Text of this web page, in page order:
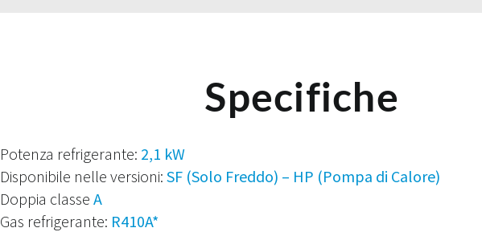
Specifiche
Potenza refrigerante: 2,1 kW
Disponibile nelle versioni: SF (Solo Freddo) – HP (Pompa di Calore)
Doppia classe A
Gas refrigerante: R410A*